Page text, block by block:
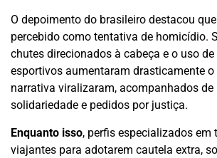
O depoimento do brasileiro destacou
percebido como tentativa de homicídio.
chutes direcionados à cabeça e o uso
esportivos aumentaram drasticamente o
narrativa viralizaram, acompanhados de
solidariedade e pedidos por justiça.
Enquanto isso, perfis especializados em
viajantes para adotarem cautela extra,